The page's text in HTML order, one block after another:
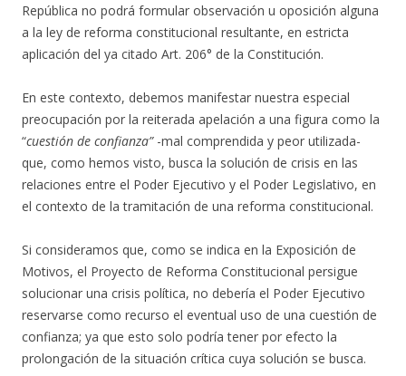
República no podrá formular observación u oposición alguna
a la ley de reforma constitucional resultante, en estricta
aplicación del ya citado Art. 206° de la Constitución.
En este contexto, debemos manifestar nuestra especial
preocupación por la reiterada apelación a una figura como la
“cuestión de confianza”-mal comprendida y peor utilizada-
que, como hemos visto, busca la solución de crisis en las
relaciones entre el Poder Ejecutivo y el Poder Legislativo, en
el contexto de la tramitación de una reforma constitucional.
Si consideramos que, como se indica en la Exposición de
Motivos, el Proyecto de Reforma Constitucional persigue
solucionar una crisis política, no debería el Poder Ejecutivo
reservarse como recurso el eventual uso de una cuestión de
confianza; ya que esto solo podría tener por efecto la
prolongación de la situación crítica cuya solución se busca.